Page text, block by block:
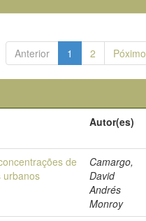
Anterior 1 2 Póximo
Autor(es)
de
urbanos
Camargo,
David
Andrés
Monroy